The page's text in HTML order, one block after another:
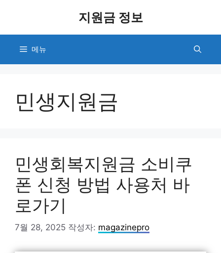
너
지원금 정보
메뉴
민생지원금
민생회복지원금 소비쿠
폰 신청 방법 사용처 바
로가기
7월 28, 2025 작성자: magazinepro